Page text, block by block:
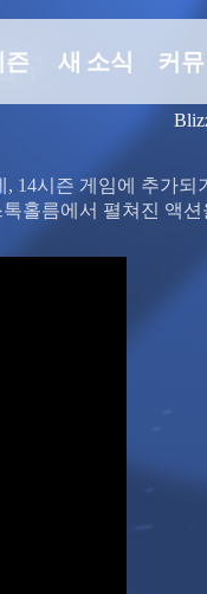
14시즌 게임에 추가
홀름에서 펼쳐진 액